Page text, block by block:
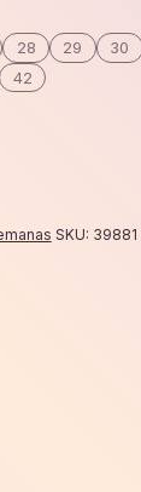
28 29 30
42
SKU: 39881